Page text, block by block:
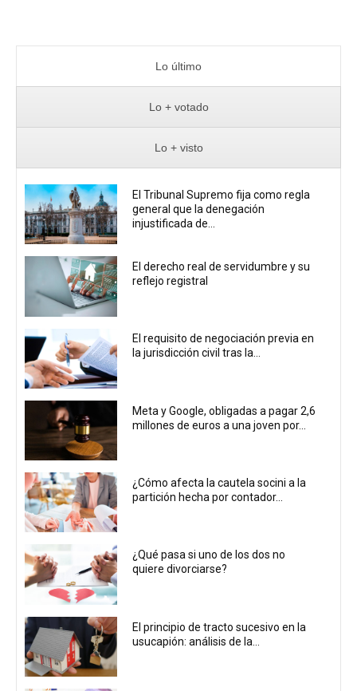
Lo último
Lo + votado
Lo + visto
El Tribunal Supremo fija como regla
general que la denegación
injustificada de...
El derecho real de servidumbre y su
reflejo registral
El requisito de negociación previa en
la jurisdicción civil tras la...
Meta y Google, obligadas a pagar 2,6
millones de euros a una joven por...
¿Cómo afecta la cautela socini a la
partición hecha por contador...
¿Qué pasa si uno de los dos no
quiere divorciarse?
El principio de tracto sucesivo en la
usucapión: análisis de la...